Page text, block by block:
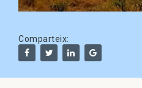
Comparteix: